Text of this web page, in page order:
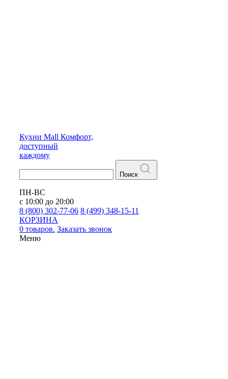
Кухни Mall Комфорт,
доступный
каждому
Поиск
ПН-ВС
с 10:00 до 20:00
8 (800) 302-77-06 8 (499) 348-15-11
КОРЗИНА
0 товаров. Заказать звонок
Меню